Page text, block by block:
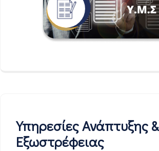
Υπηρεσίες Ανάπτυξης &
Εξωστρέφειας